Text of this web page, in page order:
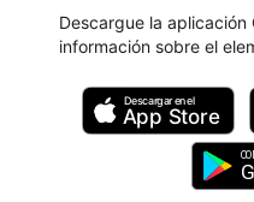
Descargue la
información sobre el
Descargar en el
App Store